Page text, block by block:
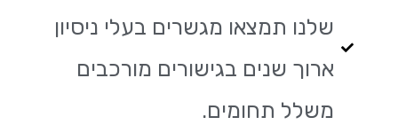
שלנו תמצאו מגשרים בעלי ניסיון
ארוך שנים בגישורים מורכבים
משלל תחומים.